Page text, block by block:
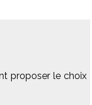
proposer le choix